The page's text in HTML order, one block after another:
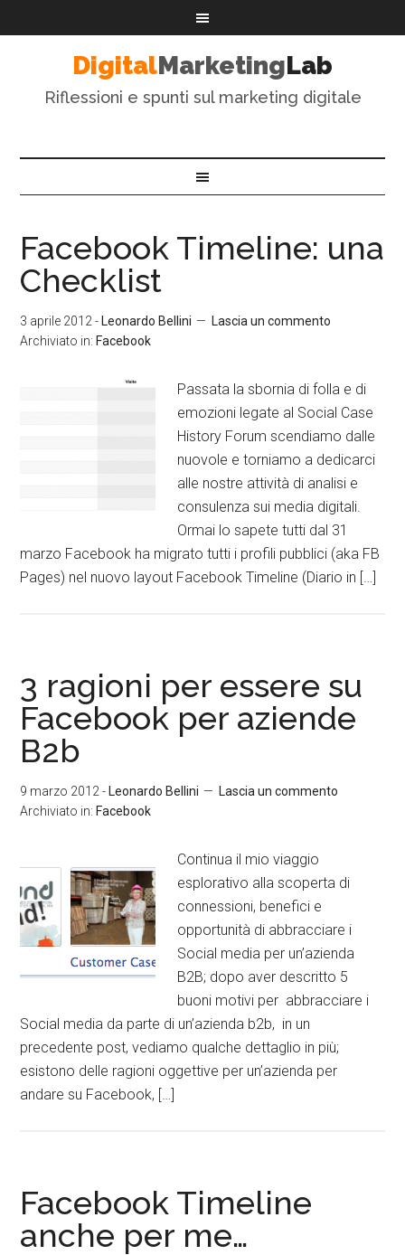
DigitalMarketingLab
Riflessioni e spunti sul marketing digitale
Facebook Timeline: una
Checklist
3 aprile 2012 - Leonardo Bellini
Lascia un commento
Archiviato in: Facebook
Passata la sbornia di folla e di
emozioni legate al Social Case
History Forum scendiamo dalle
nuovole e torniamo a dedicarci
alle nostre attività di analisi e
consulenza sui media digitali.
Ormai lo sapete tutti dal 31
marzo Facebook ha migrato tutti i profili pubblici (aka FB
Pages) nel nuovo layout Facebook Timeline (Diario in […]
3 ragioni per essere su
Facebook per aziende
B2b
9 marzo 2012 - Leonardo Bellini
Lascia un commento
Archiviato in: Facebook
Continua il mio viaggio
esplorativo alla scoperta di
connessioni, benefici e
opportunità di abbracciare i
Social media per un’azienda
B2B; dopo aver descritto 5
buoni motivi per abbracciare i
Social media da parte di un’azienda b2b, in un
precedente post, vediamo qualche dettaglio in più;
esistono delle ragioni oggettive per un’azienda per
andare su Facebook, […]
Facebook Timeline
anche per me…